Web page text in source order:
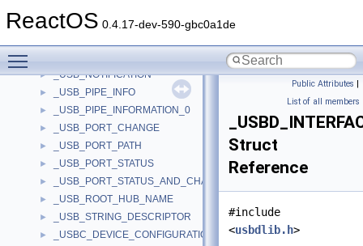
ReactOS 0.4.17-dev-590-gbc0a1de
► _USB_NODE_CONNECTION_INFORMATION
► _USB_NOTIFICATION
► _USB_PIPE_INFO
► _USB_PIPE_INFORMATION_0
► _USB_PORT_CHANGE
► _USB_PORT_PATH
► _USB_PORT_STATUS
► _USB_PORT_STATUS_AND_CHANGE
► _USB_ROOT_HUB_NAME
► _USB_STRING_DESCRIPTOR
► _USBC_DEVICE_CONFIGURATION_INTERFACE_V1
Public Attributes |
List of all members
Struct
Reference
#include
<usbdlib.h>